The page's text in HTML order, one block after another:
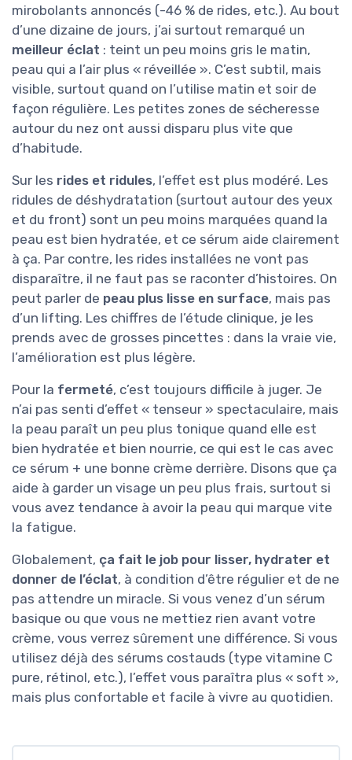
mirobolants annoncés (-46 % de rides, etc.). Au bout
d’une dizaine de jours, j’ai surtout remarqué un
meilleur éclat : teint un peu moins gris le matin,
peau qui a l’air plus « réveillée ». C’est subtil, mais
visible, surtout quand on l’utilise matin et soir de
façon régulière. Les petites zones de sécheresse
autour du nez ont aussi disparu plus vite que
d’habitude.
Sur les rides et ridules, l’effet est plus modéré. Les
ridules de déshydratation (surtout autour des yeux
et du front) sont un peu moins marquées quand la
peau est bien hydratée, et ce sérum aide clairement
à ça. Par contre, les rides installées ne vont pas
disparaître, il ne faut pas se raconter d’histoires. On
peut parler de peau plus lisse en surface, mais pas
d’un lifting. Les chiffres de l’étude clinique, je les
prends avec de grosses pincettes : dans la vraie vie,
l’amélioration est plus légère.
Pour la fermeté, c’est toujours difficile à juger. Je
n’ai pas senti d’effet « tenseur » spectaculaire, mais
la peau paraît un peu plus tonique quand elle est
bien hydratée et bien nourrie, ce qui est le cas avec
ce sérum + une bonne crème derrière. Disons que ça
aide à garder un visage un peu plus frais, surtout si
vous avez tendance à avoir la peau qui marque vite
la fatigue.
Globalement, ça fait le job pour lisser, hydrater et
donner de l’éclat, à condition d’être régulier et de ne
pas attendre un miracle. Si vous venez d’un sérum
basique ou que vous ne mettiez rien avant votre
crème, vous verrez sûrement une différence. Si vous
utilisez déjà des sérums costauds (type vitamine C
pure, rétinol, etc.), l’effet vous paraîtra plus « soft »,
mais plus confortable et facile à vivre au quotidien.